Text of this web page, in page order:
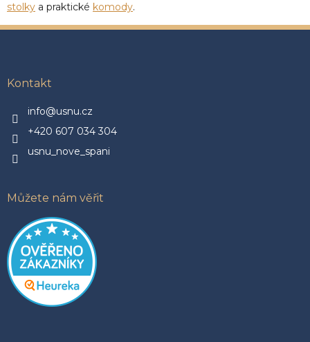
stolky a praktické komody.
Kontakt
info@usnu.cz
+420 607 034 304
usnu_nove_spani
Můžete nám věřit